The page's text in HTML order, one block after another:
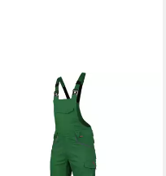
WÜRTH MODYF
Arbeitslatzhose Stretch X
Handwerker Blaumann für
Herren Flexibel, robust,
komfortabel Herren Latzhose